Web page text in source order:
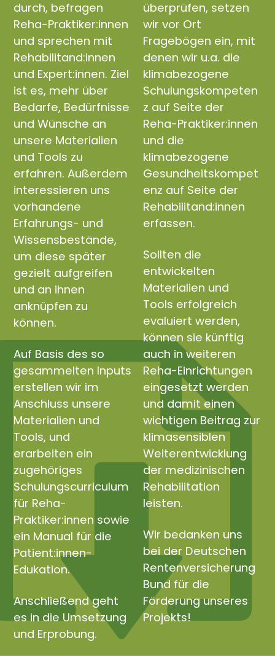
durch, befragen
Reha-Praktiker:innen
und sprechen mit
Rehabilitand:innen
und Expert:innen. Ziel
ist es, mehr über
Bedarfe, Bedürfnisse
und Wünsche an
unsere Materialien
und Tools zu
erfahren. Außerdem
interessieren uns
vorhandene
Erfahrungs- und
Wissensbestände,
um diese später
gezielt aufgreifen
und an ihnen
anknüpfen zu
können.
Auf Basis des so
gesammelten Inputs
erstellen wir im
Anschluss unsere
Materialien und
Tools, und
erarbeiten ein
zugehöriges
Schulungscurriculum
für Reha-
Praktiker:innen sowie
ein Manual für die
Patient:innen-
Edukation.
Anschließend geht
es in die Umsetzung
und Erprobung.
überprüfen, setzen
wir vor Ort
Fragebögen ein, mit
denen wir u.a. die
klimabezogene
Schulungskompeten
z auf Seite der
Reha-Praktiker:innen
und die
klimabezogene
Gesundheitskompet
enz auf Seite der
Rehabilitand:innen
erfassen.
Sollten die
entwickelten
Materialien und
Tools erfolgreich
evaluiert werden,
können sie künftig
auch in weiteren
Reha-Einrichtungen
eingesetzt werden
und damit einen
wichtigen Beitrag zur
klimasensiblen
Weiterentwicklung
der medizinischen
Rehabilitation
leisten.
Wir bedanken uns
bei der Deutschen
Rentenversicherung
Bund für die
Förderung unseres
Projekts!